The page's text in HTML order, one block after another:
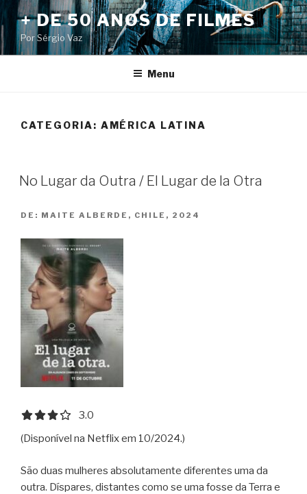
Pular
para
o
conteúdo
+ DE 50 ANOS DE FILMES
Por Sérgio Vaz
Menu
CATEGORIA: AMÉRICA LATINA
No Lugar da Outra / El Lugar de la Otra
DE: MAITE ALBERDE, CHILE, 2024
3.0 out of 5.0 stars
3.0
(Disponível na Netflix em 10/2024.)
São duas mulheres absolutamente diferentes uma da
outra. Díspares, distantes como se uma fosse da Terra e